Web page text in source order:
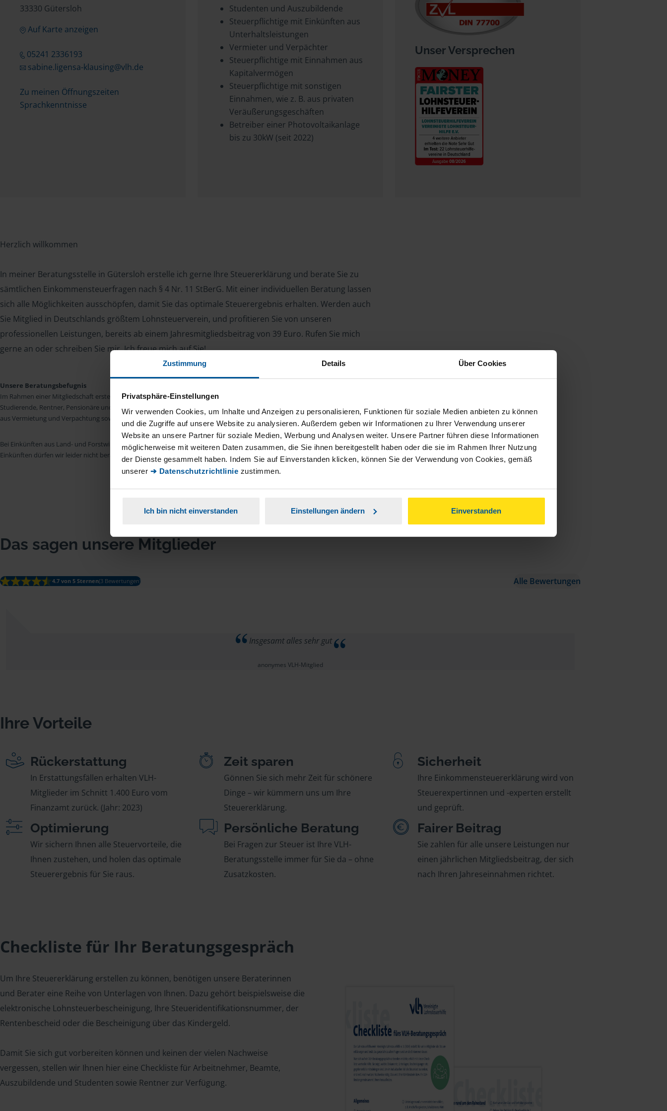
Zustimmung Details Über Cookies
Privatsphäre-Einstellungen
Wir verwenden Cookies, um Inhalte und Anzeigen zu personalisieren, Funktionen für soziale Medien anbieten zu können
und die Zugriffe auf unsere Website zu analysieren. Außerdem geben wir Informationen zu Ihrer Verwendung unserer
Website an unsere Partner für soziale Medien, Werbung und Analysen weiter. Unsere Partner führen diese Informationen
möglicherweise mit weiteren Daten zusammen, die Sie ihnen bereitgestellt haben oder die sie im Rahmen Ihrer Nutzung
der Dienste gesammelt haben. Indem Sie auf Einverstanden klicken, können Sie der Verwendung von Cookies, gemäß
unserer ➔ Datenschutzrichtlinie zustimmen.
Ich bin nicht einverstanden Einstellungen ändern Einverstanden
33330 Gütersloh
Auf Karte anzeigen
05241 2336193
sabine.ligensa-klausing@vlh.de
Zu meinen Öffnungszeiten
Sprachkenntnisse
Studenten und Auszubildende
Steuerpflichtige mit Einkünften aus
Unterhaltsleistungen
Vermieter und Verpächter
Steuerpflichtige mit Einnahmen aus
Kapitalvermögen
Steuerpflichtige mit sonstigen
Einnahmen, wie z. B. aus privaten
Veräußerungsgeschäften
Betreiber einer Photovoltaikanlage
bis zu 30kW (seit 2022)
Unser Versprechen
Herzlich willkommen
In meiner Beratungsstelle in Gütersloh erstelle ich gerne Ihre Steuererklärung und berate Sie zu
sämtlichen Einkommensteuerfragen nach § 4 Nr. 11 StBerG. Mit einer individuellen Beratung lassen
sich alle Möglichkeiten ausschöpfen, damit Sie das optimale Steuerergebnis erhalten. Werden auch
Sie Mitglied in Deutschlands größtem Lohnsteuerverein, und profitieren Sie von unseren
professionellen Leistungen, bereits ab einem Jahresmitgliedsbeitrag von 39 Euro. Rufen Sie mich
gerne an oder schreiben Sie mir. Ich freue mich auf Sie!
Unsere Beratungsbefugnis
Im Rahmen einer Mitgliedschaft erstellen wir die Einkommensteuererklärung für Arbeitnehmer, Beamte, Auszubildende,
Studierende, Rentner, Pensionäre und Unterhaltsempfänger nach § 4 Nr. 11 Steuerberatungsgesetz (StBerG). Auch bei Einkünften
aus Vermietung und Verpachtung sowie Kapitalerträgen sind wir in vielen Fällen der geeignete Dienstleister für Sie.
Bei Einkünften aus Land- und Forstwirtschaft, aus Gewerbebetrieb, aus selbstständiger Tätigkeit und umsatzsteuerpflichtigen
Einkünften dürfen wir leider nicht beraten.
Das sagen unsere Mitglieder
4.7 von 5 Sternen(3 Bewertungen) Alle Bewertungen
Insgesamt alles sehr gut
anonymes VLH-Mitglied
Ihre Vorteile
Rückerstattung
In Erstattungsfällen erhalten VLH-
Mitglieder im Schnitt 1.400 Euro vom
Finanzamt zurück. (Jahr: 2023)
Zeit sparen
Gönnen Sie sich mehr Zeit für schönere
Dinge – wir kümmern uns um Ihre
Steuererklärung.
Sicherheit
Ihre Einkommensteuererklärung wird von
Steuerexpertinnen und -experten erstellt
und geprüft.
Optimierung
Wir sichern Ihnen alle Steuervorteile, die
Ihnen zustehen, und holen das optimale
Steuerergebnis für Sie raus.
Persönliche Beratung
Bei Fragen zur Steuer ist Ihre VLH-
Beratungsstelle immer für Sie da – ohne
Zusatzkosten.
Fairer Beitrag
Sie zahlen für alle unsere Leistungen nur
einen jährlichen Mitgliedsbeitrag, der sich
nach Ihren Jahreseinnahmen richtet.
Checkliste für Ihr Beratungsgespräch
Um Ihre Steuererklärung erstellen zu können, benötigen unsere Beraterinnen
und Berater eine Reihe von Unterlagen von Ihnen. Dazu gehört beispielsweise die
elektronische Lohnsteuerbescheinigung, Ihre Steueridentifikationsnummer, der
Rentenbescheid oder die Bescheinigung über das Kindergeld.
Damit Sie sich gut vorbereiten können und keinen der vielen Nachweise
vergessen, stellen wir Ihnen hier eine Checkliste für Arbeitnehmer, Beamte,
Auszubildende und Studenten sowie Rentner zur Verfügung.